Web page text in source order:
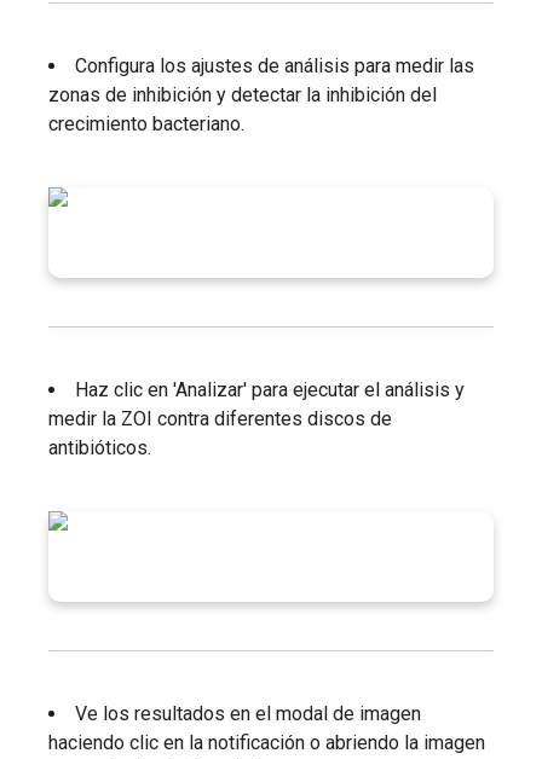
Configura los ajustes de análisis para medir las
zonas de inhibición y detectar la inhibición del
crecimiento bacteriano.
Haz clic en 'Analizar' para ejecutar el análisis y
medir la ZOI contra diferentes discos de
antibióticos.
Ve los resultados en el modal de imagen
haciendo clic en la notificación o abriendo la imagen